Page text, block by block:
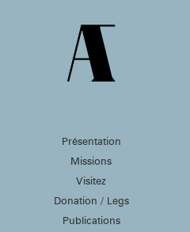
Présentation
Missions
Visitez
Donation / Legs
Publications